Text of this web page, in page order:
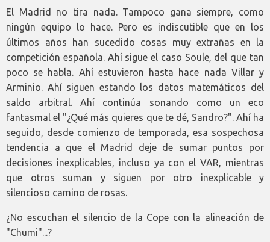
El Madrid no tira nada. Tampoco gana siempre, como
ningún equipo lo hace. Pero es indiscutible que en los
últimos años han sucedido cosas muy extrañas en la
competición española. Ahí sigue el caso Soule, del que tan
poco se habla. Ahí estuvieron hasta hace nada Villar y
Arminio. Ahí siguen estando los datos matemáticos del
saldo arbitral. Ahí continúa sonando como un eco
fantasmal el "¿Qué más quieres que te dé, Sandro?". Ahí ha
seguido, desde comienzo de temporada, esa sospechosa
tendencia a que el Madrid deje de sumar puntos por
decisiones inexplicables, incluso ya con el VAR, mientras
que otros suman y siguen por otro inexplicable y
silencioso camino de rosas.
¿No escuchan el silencio de la Cope con la alineación de
"Chumi"...?